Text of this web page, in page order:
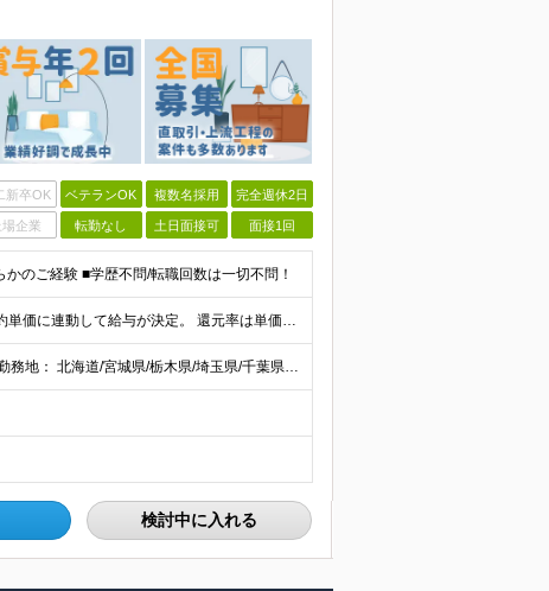
新卒OK ベテランOK 複数名採用 完全週休2日
場企業 転勤なし 土日面接可 面接1回
のご経験 ■学歴不問/転職回数は一切不問！
当社では【単価連動型給与】を導入！ 参画案件の契約単価に連動して給与が決定。 還元率は単価の【70％～80％】と東証プライム上場グループとして高水準です！（社会保険料・教育コスト含む） ■関東：月給
【全国47都道府県】に大型プロジェクトあり！ 主要勤務地： 北海道/宮城県/栃木県/埼玉県/千葉県/東京都/神奈川県/愛知県/大阪府/京都府/兵庫県/広島県/福岡県/熊本県 ※勤務エリアは、あなたの
検討中に入れる